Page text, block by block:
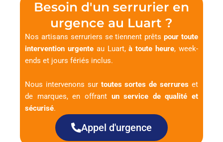
Besoin d'un serrurier en
urgence au Luart ?
Nos artisans serruriers se tiennent prêtspour toute
intervention urgenteau Luart,à toute heure, week-
ends et jours fériés inclus.
Nous intervenons sur toutes sortes de serrures et
de marques, en offrant un service de qualité et
sécurisé.
Appel d'urgence